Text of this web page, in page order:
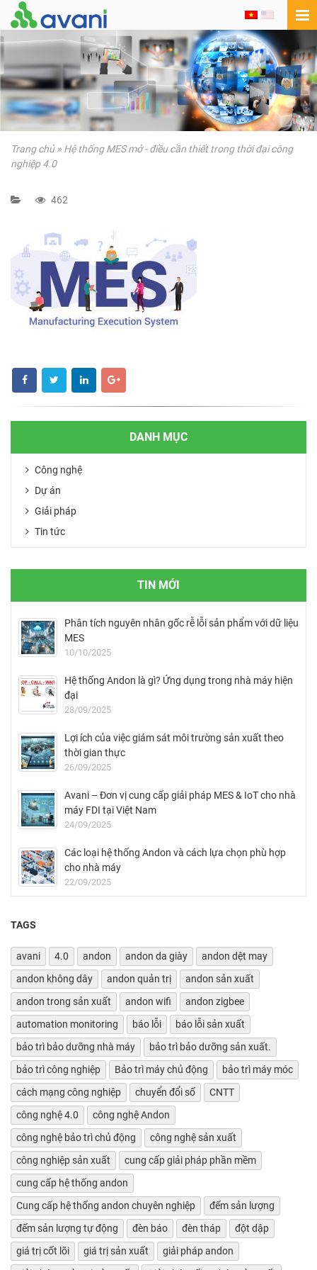
Trang chủ» Hệ thống MES mở - điều cần thiết trong thời đại công
nghiệp 4.0
462
DANH MỤC
Công nghệ
Dự án
Giải pháp
Tin tức
TIN MỚI
Phân tích nguyên nhân gốc rễ lỗi sản phẩm với dữ liệu
MES
10/10/2025
Hệ thống Andon là gì? Ứng dụng trong nhà máy hiện
đại
28/09/2025
Lợi ích của việc giám sát môi trường sản xuất theo
thời gian thực
26/09/2025
Avani – Đơn vị cung cấp giải pháp MES & IoT cho nhà
máy FDI tại Việt Nam
24/09/2025
Các loại hệ thống Andon và cách lựa chọn phù hợp
cho nhà máy
22/09/2025
TAGS
avani 4.0 andon andon da giày
andon dệt may
andon không dây
andon quản trị
andon sản xuất
andon trong sản xuất
andon wifi
andon zigbee
automation monitoring
báo lỗi
báo lỗi sản xuất
bảo trì bảo dưỡng nhà máy
bảo trì bảo dưỡng sản xuất.
bảo trì công nghiệp
Bảo trì máy chủ động
bảo trì máy móc
cách mạng công nghiệp
chuyển đổi số
CNTT
công nghệ 4.0
công nghệ Andon
công nghệ bảo trì chủ động
công nghệ sản xuất
công nghiệp sản xuất
cung cấp giải pháp phần mềm
cung cấp hệ thống andon
Cung cấp hệ thống andon chuyên nghiệp
đếm sản lượng
đếm sản lượng tự động
đèn báo đèn tháp
đột dập
giá trị cốt lõi
giá trị sản xuất
giải pháp andon